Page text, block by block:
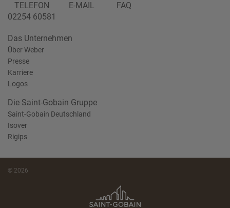
TELEFON
02254 60581
E-MAIL FAQ
Das Unternehmen
Über Weber
Presse
Karriere
Logos
Die Saint-Gobain Gruppe
Saint-Gobain Deutschland
Isover
Rigips
© 2026